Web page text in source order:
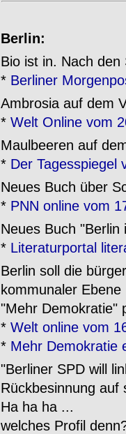
Berlin:
Bio ist in. Nach
* Berliner
Ambrosia auf dem
* Welt Online vom
Maulbeeren auf
* Der Tagesspiegel
Neues Buch über
* PNN online vom
Neues Buch "Berlin
* Literaturportal
Berlin soll die
kommunaler Ebene
"Mehr Demokratie"
* Welt online vom
* Mehr Demokratie
"Berliner SPD will
Rückbesinnung auf
Ha ha ha ...
welches Profil